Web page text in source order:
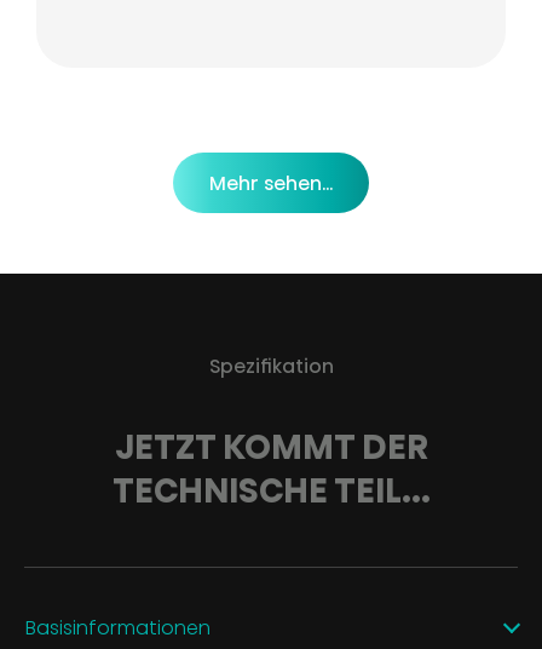
Mehr sehen...
Spezifikation
JETZT KOMMT DER
TECHNISCHE TEIL...
Basisinformationen